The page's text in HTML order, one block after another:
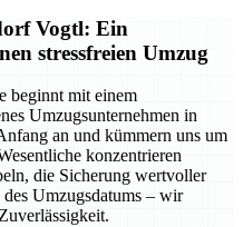
Vogtl: Ein
stressfreien Umzug
beginnt mit einem
Umzugsunternehmen in
an und kümmern uns um
konzentrieren
die Sicherung wertvoller
Umzugsdatums – wir